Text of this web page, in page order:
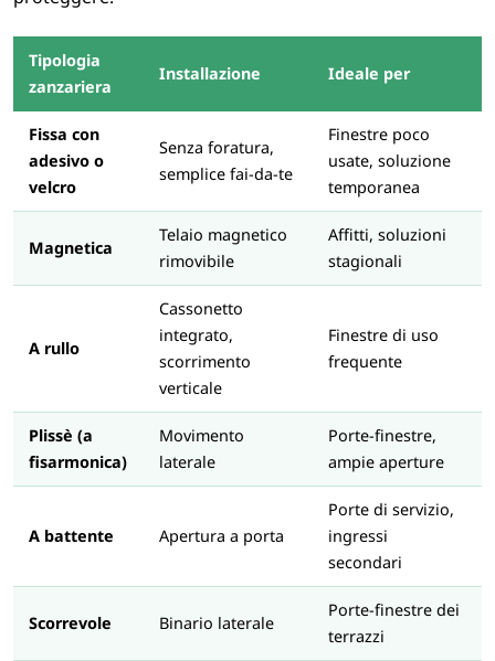
Tipologia
zanzariera
Installazione Ideale per
Fissa con
adesivo o
velcro
Senza foratura,
semplice fai-da-te
Finestre poco
usate, soluzione
temporanea
Magnetica
Telaio magnetico
rimovibile
Affitti, soluzioni
stagionali
A rullo
Cassonetto
integrato,
scorrimento
verticale
Finestre di uso
frequente
Plissè (a
fisarmonica)
Movimento
laterale
Porte-finestre,
ampie aperture
A battente Apertura a porta
Porte di servizio,
ingressi
secondari
Scorrevole Binario laterale
Porte-finestre dei
terrazzi